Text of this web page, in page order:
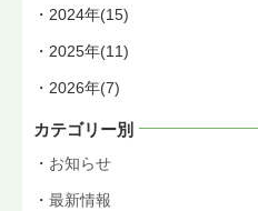
2024年(15)
2025年(11)
2026年(7)
カテゴリー別
お知らせ
最新情報